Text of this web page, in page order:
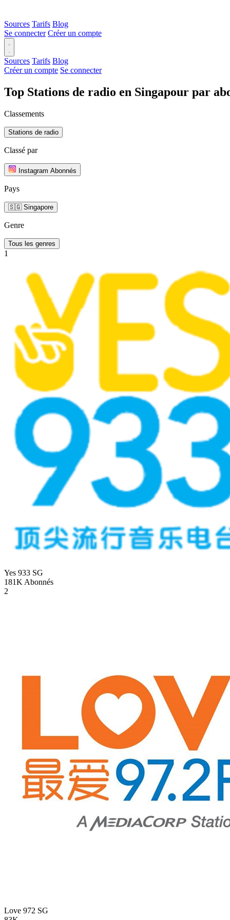
Sources Tarifs Blog
Se connecter Créer un compte
Sources Tarifs Blog
Créer un compte Se connecter
Top Stations de radio en Singapour par
Classements
Stations de radio
Classé par
Instagram Abonnés
Pays
🇸🇬 Singapore
Genre
Tous les genres
1
Yes 933 SG
181K Abonnés
2
Love 972 SG